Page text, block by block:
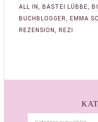
ALL IN , BASTEI LÜBBE,
BUCHBLOGGER, EMMA
REZENSION , REZI